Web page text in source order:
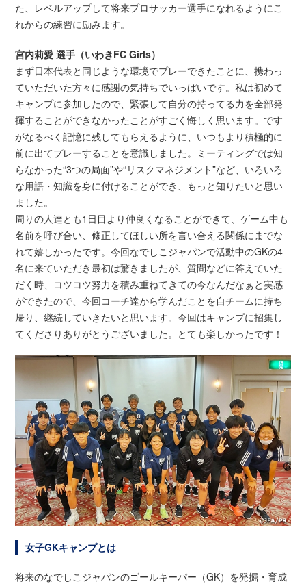
た、レベルアップして将来プロサッカー選手になれるようにこ
れからの練習に励みます。
宮内莉愛 選手（いわきFC Girls）
まず日本代表と同じような環境でプレーできたことに、携わっ
ていただいた方々に感謝の気持ちでいっぱいです。私は初めて
キャンプに参加したので、緊張して自分の持ってる力を全部発
揮することができなかったことがすごく悔しく思います。です
がなるべく記憶に残してもらえるように、いつもより積極的に
前に出てプレーすることを意識しました。ミーティングでは知
らなかった“3つの局面”や“リスクマネジメント”など、いろいろ
な用語・知識を身に付けることができ、もっと知りたいと思い
ました。
周りの人達とも1日目より仲良くなることができて、ゲーム中も
名前を呼び合い、修正してほしい所を言い合える関係にまでな
れて嬉しかったです。今回なでしこジャパンで活動中のGKの4
名に来ていただき最初は驚きましたが、質問などに答えていた
だく時、コツコツ努力を積み重ねてきての今なんだなぁと実感
ができたので、今回コーチ達から学んだことを自チームに持ち
帰り、継続していきたいと思います。今回はキャンプに招集し
てくださりありがとうございました。とても楽しかったです！
女子GKキャンプとは
将来のなでしこジャパンのゴールキーパー（GK）を発掘・育成